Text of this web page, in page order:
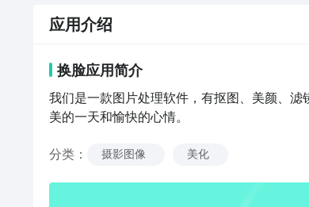
应用介绍
换脸应用简介
我们是一款图片处理软件，有抠图、美颜、
美的一天和愉快的心情。
分类 ： 摄影图像 美化